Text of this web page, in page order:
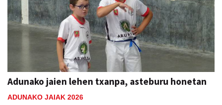
Adunako jaien lehen txanpa, asteburu honetan
ADUNAKO JAIAK 2026